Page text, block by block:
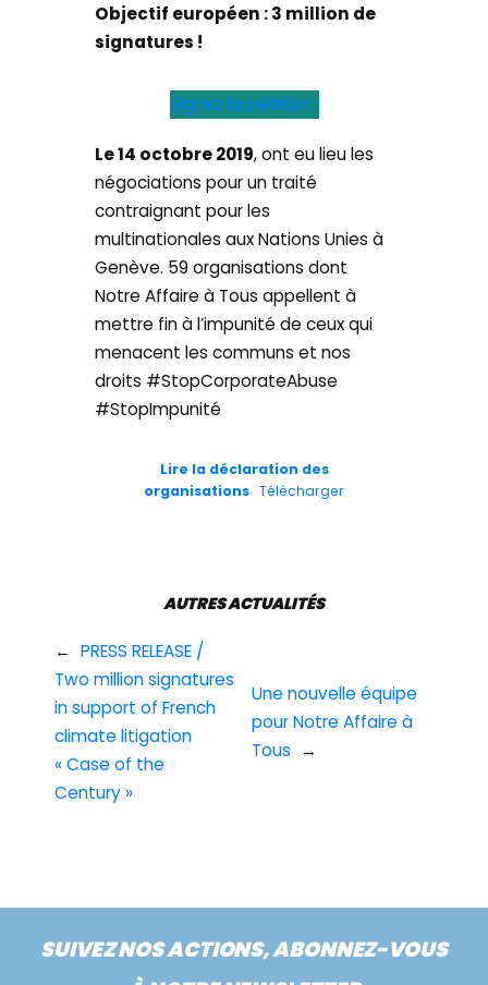
Objectif européen : 3 million de
signatures !
Signez la pétition !
Le 14 octobre 2019, ont eu lieu les
négociations pour un traité
contraignant pour les
multinationales aux Nations Unies à
Genève. 59 organisations dont
Notre Affaire à Tous appellent à
mettre fin à l’impunité de ceux qui
menacent les communs et nos
droits #StopCorporateAbuse
#StopImpunité
Lire la déclaration des
organisations Télécharger
← PRESS RELEASE /
Two million signatures
in support of French
climate litigation
« Case of the
Century »
AUTRES ACTUALITÉS
Une nouvelle équipe
pour Notre Affaire à
Tous
→
SUIVEZ NOS ACTIONS, ABONNEZ-VOUS